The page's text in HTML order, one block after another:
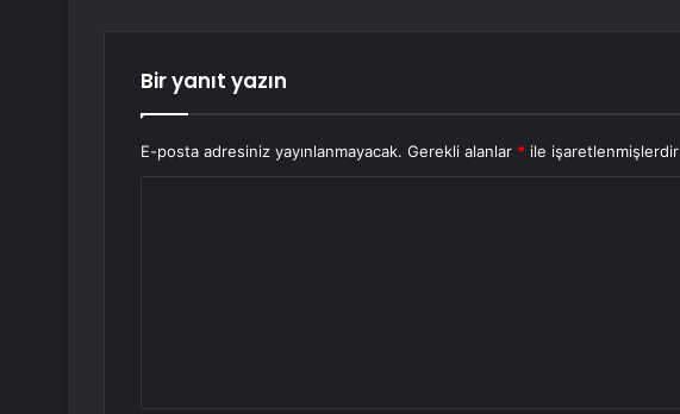
Bir yanıt yazın
E-posta adresiniz yayınlanmayacak. Gerekli alanlar * ile işaretlenmişlerdir